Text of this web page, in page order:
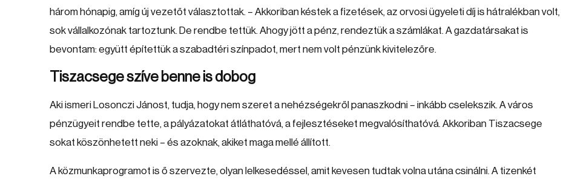
három hónapig, amíg új vezetőt választottak. – Akkoriban késtek a fizetések, az orvosi ügyeleti díj is hátralékban volt,
sok vállalkozónak tartoztunk. De rendbe tettük. Ahogy jött a pénz, rendeztük a számlákat. A gazdatársakat is
bevontam: együtt építettük a szabadtéri színpadot, mert nem volt pénzünk kivitelezőre.
Tiszacsege szíve benne is dobog
Aki ismeri Losonczi Jánost, tudja, hogy nem szeret a nehézségekről panaszkodni – inkább cselekszik. A város
pénzügyeit rendbe tette, a pályázatokat átláthatóvá, a fejlesztéseket megvalósíthatóvá. Akkoriban Tiszacsege
sokat köszönhetett neki – és azoknak, akiket maga mellé állított.
A közmunkaprogramot is ő szervezte, olyan lelkesedéssel, amit kevesen tudtak volna utána csinálni. A tizenkét